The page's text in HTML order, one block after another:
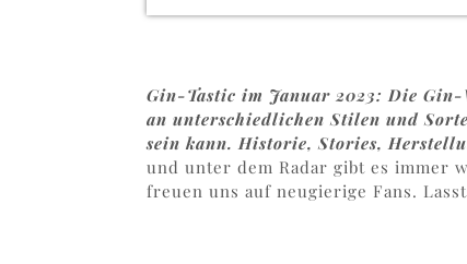
Gin-Tastic im Januar 2023: Die
an unterschiedlichen Stilen und
sein kann. Historie, Stories,
und unter dem Radar gibt es immer
freuen uns auf neugierige Fans.